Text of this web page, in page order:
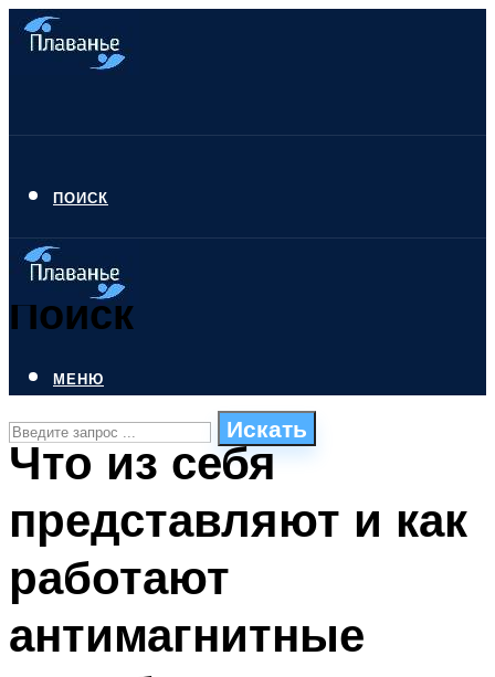
ПОИСК
Поиск
Искать
ПЛАВАНЬЕ ДЛЯ ДЕТЕЙ
БАССЕЙН ДЛЯ ДОМА
МЕНЮ
Что из себя
представляют и как
работают
антимагнитные